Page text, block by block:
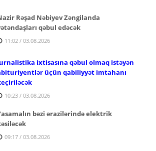
Rəşad Nəbiyev Zəngilanda
qəbul edəcək
11:02 / 03.08.2026
ixtisasına qəbul olmaq istəyən
üçün qabiliyyət imtahanı
10:23 / 03.08.2026
bəzi ərazilərində elektrik
09:17 / 03.08.2026